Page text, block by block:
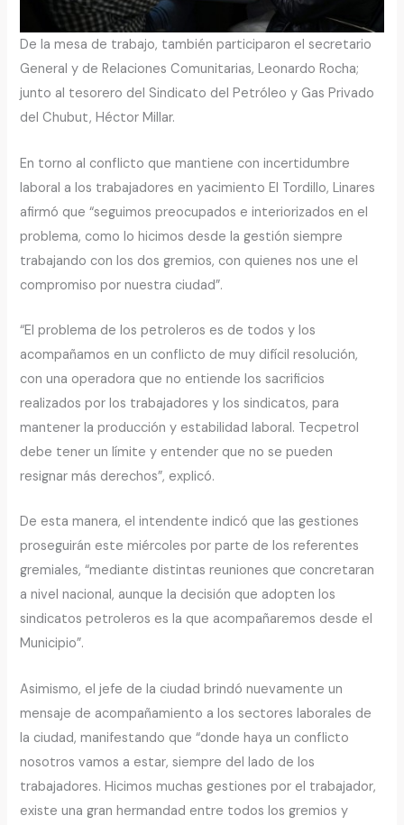
De la mesa de trabajo, también participaron el secretario
General y de Relaciones Comunitarias, Leonardo Rocha;
junto al tesorero del Sindicato del Petróleo y Gas Privado
del Chubut, Héctor Millar.
En torno al conflicto que mantiene con incertidumbre
laboral a los trabajadores en yacimiento El Tordillo, Linares
afirmó que “seguimos preocupados e interiorizados en el
problema, como lo hicimos desde la gestión siempre
trabajando con los dos gremios, con quienes nos une el
compromiso por nuestra ciudad”.
“El problema de los petroleros es de todos y los
acompañamos en un conflicto de muy difícil resolución,
con una operadora que no entiende los sacrificios
realizados por los trabajadores y los sindicatos, para
mantener la producción y estabilidad laboral. Tecpetrol
debe tener un límite y entender que no se pueden
resignar más derechos”, explicó.
De esta manera, el intendente indicó que las gestiones
proseguirán este miércoles por parte de los referentes
gremiales, “mediante distintas reuniones que concretaran
a nivel nacional, aunque la decisión que adopten los
sindicatos petroleros es la que acompañaremos desde el
Municipio”.
Asimismo, el jefe de la ciudad brindó nuevamente un
mensaje de acompañamiento a los sectores laborales de
la ciudad, manifestando que “donde haya un conflicto
nosotros vamos a estar, siempre del lado de los
trabajadores. Hicimos muchas gestiones por el trabajador,
existe una gran hermandad entre todos los gremios y